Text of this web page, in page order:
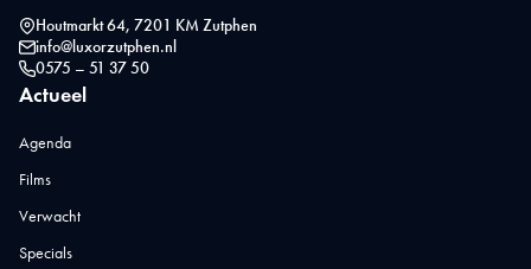
Houtmarkt 64, 7201 KM Zutphen
info@luxorzutphen.nl
0575 – 51 37 50
Actueel
Agenda
Films
Verwacht
Specials